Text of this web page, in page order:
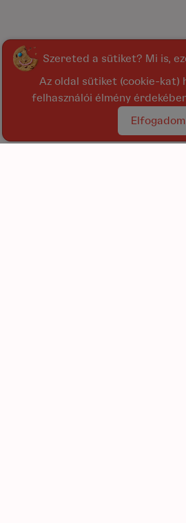
Szereted a sütiket? Mi is,
Az oldal sütiket (cookie-kat)
felhasználói élmény
Elfogadom